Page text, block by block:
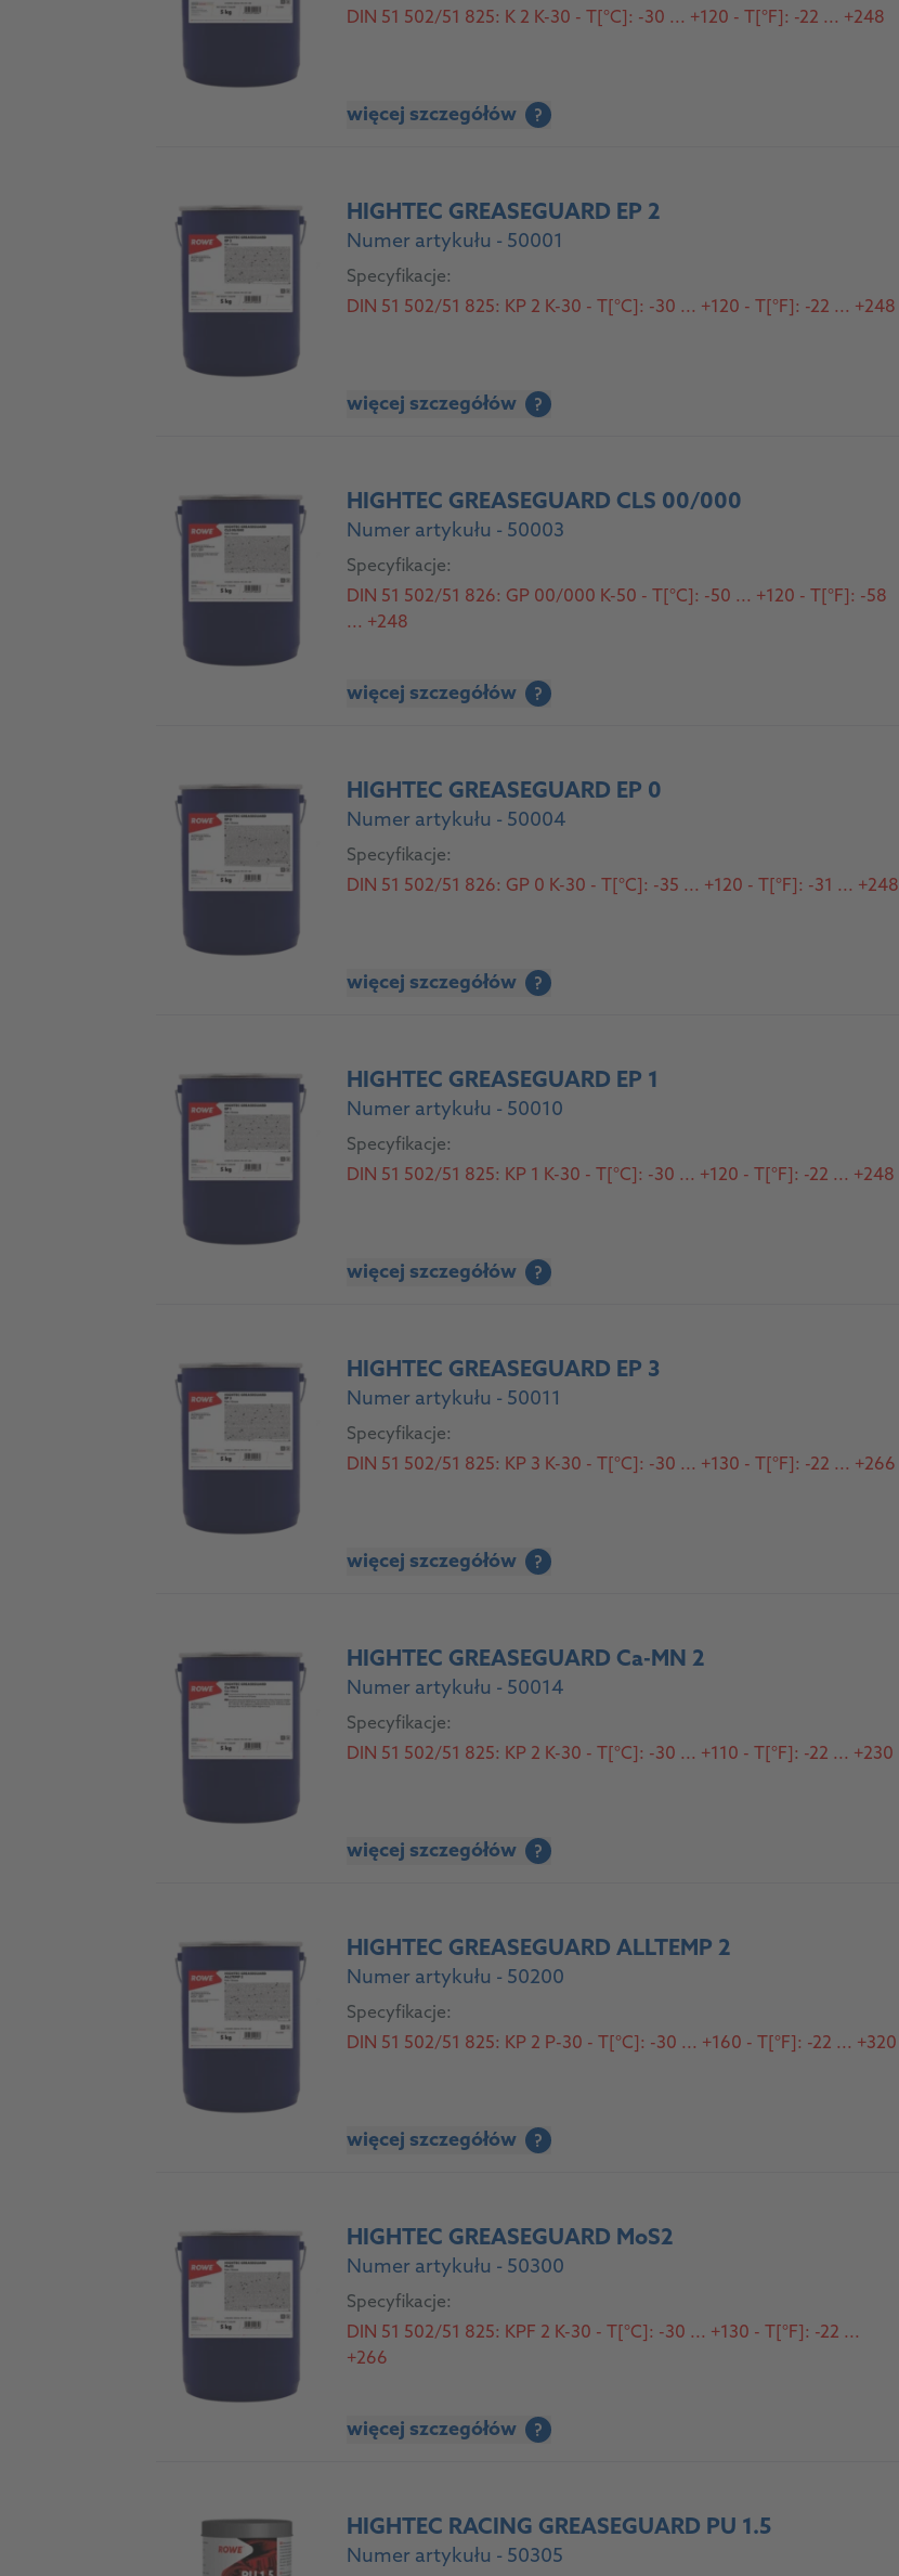
DIN 51 502/51 825: K 2 K-30 - T[°C]: -30 ... +120 - T[°F]: -22 ... +248
więcej szczegółów ?
HIGHTEC GREASEGUARD EP 2
Numer artykułu - 50001
Specyfikacje:
DIN 51 502/51 825: KP 2 K-30 - T[°C]: -30 ... +120 - T[°F]: -22 ... +248
więcej szczegółów ?
HIGHTEC GREASEGUARD CLS 00/000
Numer artykułu - 50003
Specyfikacje:
DIN 51 502/51 826: GP 00/000 K-50 - T[°C]: -50 ... +120 - T[°F]: -58
... +248
więcej szczegółów ?
HIGHTEC GREASEGUARD EP 0
Numer artykułu - 50004
Specyfikacje:
DIN 51 502/51 826: GP 0 K-30 - T[°C]: -35 ... +120 - T[°F]: -31 ... +248
więcej szczegółów ?
HIGHTEC GREASEGUARD EP 1
Numer artykułu - 50010
Specyfikacje:
DIN 51 502/51 825: KP 1 K-30 - T[°C]: -30 ... +120 - T[°F]: -22 ... +248
więcej szczegółów ?
HIGHTEC GREASEGUARD EP 3
Numer artykułu - 50011
Specyfikacje:
DIN 51 502/51 825: KP 3 K-30 - T[°C]: -30 ... +130 - T[°F]: -22 ... +266
więcej szczegółów ?
HIGHTEC GREASEGUARD Ca-MN 2
Numer artykułu - 50014
Specyfikacje:
DIN 51 502/51 825: KP 2 K-30 - T[°C]: -30 ... +110 - T[°F]: -22 ... +230
więcej szczegółów ?
HIGHTEC GREASEGUARD ALLTEMP 2
Numer artykułu - 50200
Specyfikacje:
DIN 51 502/51 825: KP 2 P-30 - T[°C]: -30 ... +160 - T[°F]: -22 ... +320
więcej szczegółów ?
HIGHTEC GREASEGUARD MoS2
Numer artykułu - 50300
Specyfikacje:
DIN 51 502/51 825: KPF 2 K-30 - T[°C]: -30 ... +130 - T[°F]: -22 ...
+266
więcej szczegółów ?
HIGHTEC RACING GREASEGUARD PU 1.5
Numer artykułu - 50305